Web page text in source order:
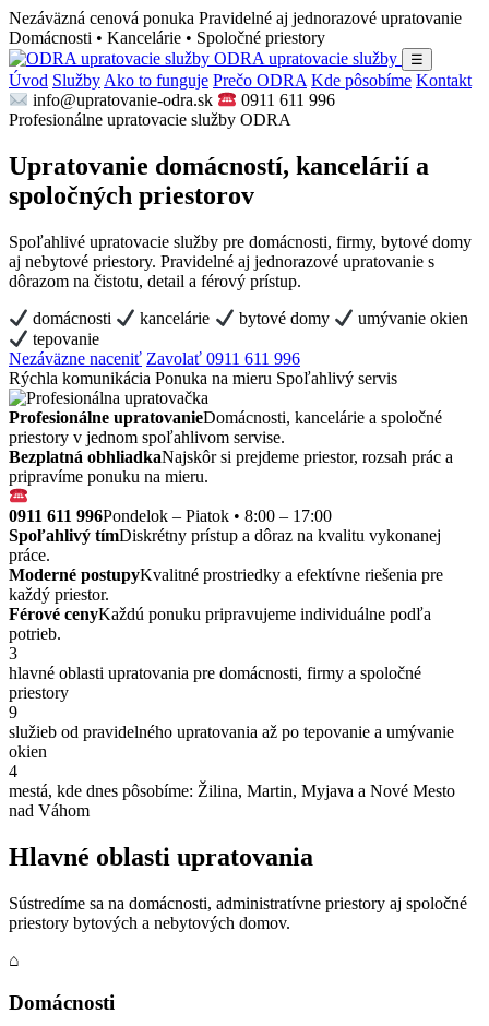
Nezáväzná cenová ponuka Pravidelné aj jednorazové upratovanie
Domácnosti • Kancelárie • Spoločné priestory
ODRA upratovacie služby
☰
Úvod Služby Ako to funguje Prečo ODRA Kde pôsobíme Kontakt
info@upratovanie-odra.sk
0911 611 996
Profesionálne upratovacie služby ODRA
Upratovanie domácností, kancelárií a
spoločných priestorov
Spoľahlivé upratovacie služby pre domácnosti, firmy, bytové domy
aj nebytové priestory. Pravidelné aj jednorazové upratovanie s
dôrazom na čistotu, detail a férový prístup.
domácnosti kancelárie bytové domy
umývanie okien
tepovanie
Nezáväzne naceniť Zavolať 0911 611 996
Rýchla komunikácia Ponuka na mieru Spoľahlivý servis
Profesionálne upratovanieDomácnosti, kancelárie a spoločné
priestory v jednom spoľahlivom servise.
Bezplatná obhliadkaNajskôr si prejdeme priestor, rozsah prác a
pripravíme ponuku na mieru.
0911 611 996Pondelok – Piatok • 8:00 – 17:00
Spoľahlivý tímDiskrétny prístup a dôraz na kvalitu vykonanej
práce.
Moderné postupyKvalitné prostriedky a efektívne riešenia pre
každý priestor.
Férové cenyKaždú ponuku pripravujeme individuálne podľa
potrieb.
3
hlavné oblasti upratovania pre domácnosti, firmy a spoločné
priestory
9
služieb od pravidelného upratovania až po tepovanie a umývanie
okien
4
mestá, kde dnes pôsobíme: Žilina, Martin, Myjava a Nové Mesto
nad Váhom
Hlavné oblasti upratovania
Sústredíme sa na domácnosti, administratívne priestory aj spoločné
priestory bytových a nebytových domov.
⌂
Domácnosti